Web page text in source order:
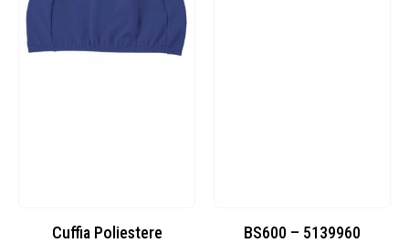
BS600 – 5139960 Toppe ricamate in HD